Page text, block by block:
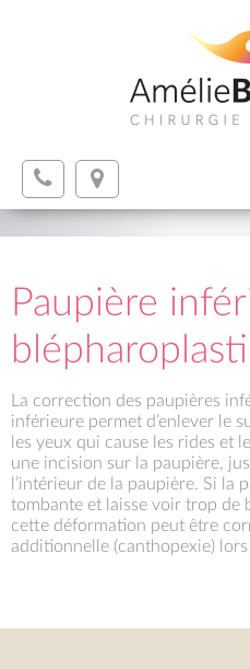
Paupière
La correction des paupières
inférieure permet d’enlever le
les yeux qui cause les rides et
une incision sur la paupière,
l’intérieur de la paupière. Si la
tombante et laisse voir trop de
cette déformation peut être
additionnelle (canthopexie)